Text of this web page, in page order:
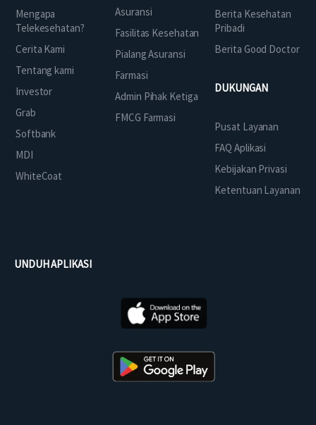
Mengapa
Telekesehatan?
Cerita Kami
Tentang kami
Investor
Grab
Softbank
MDI
WhiteCoat
Asuransi
Fasilitas Kesehatan
Pialang Asuransi
Farmasi
Admin Pihak Ketiga
FMCG Farmasi
Berita Kesehatan
Pribadi
Berita Good Doctor
DUKUNGAN
Pusat Layanan
FAQ Aplikasi
Kebijakan Privasi
Ketentuan Layanan
UNDUH APLIKASI